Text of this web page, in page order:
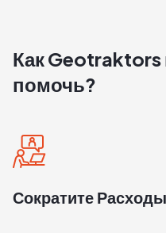
Как
помочь?
Сократите